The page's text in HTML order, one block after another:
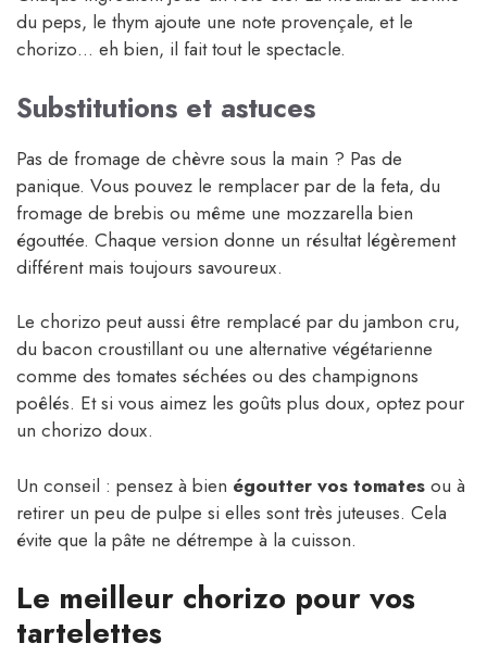
du peps, le thym ajoute une note provençale, et le
chorizo… eh bien, il fait tout le spectacle.
Substitutions et astuces
Pas de fromage de chèvre sous la main ? Pas de
panique. Vous pouvez le remplacer par de la feta, du
fromage de brebis ou même une mozzarella bien
égouttée. Chaque version donne un résultat légèrement
différent mais toujours savoureux.
Le chorizo peut aussi être remplacé par du jambon cru,
du bacon croustillant ou une alternative végétarienne
comme des tomates séchées ou des champignons
poêlés. Et si vous aimez les goûts plus doux, optez pour
un chorizo doux.
Un conseil : pensez à bien égoutter vos tomates ou à
retirer un peu de pulpe si elles sont très juteuses. Cela
évite que la pâte ne détrempe à la cuisson.
Le meilleur chorizo pour vos
tartelettes